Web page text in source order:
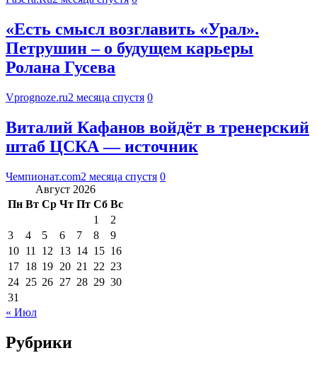
«Есть смысл возглавить «Урал».
Петрушин – о будущем карьеры
Ролана Гусева
Vprognoze.ru2 месяца спустя 0
Виталий Кафанов войдёт в тренерский
штаб ЦСКА — источник
Чемпионат.com2 месяца спустя 0
Август 2026
Пн Вт Ср Чт Пт Сб Вс
1
2
3
4 5 6 7 8
9
10 11 12 13 14 15 16
17 18 19 20 21 22 23
24 25 26 27 28 29 30
31
« Июл
Рубрики